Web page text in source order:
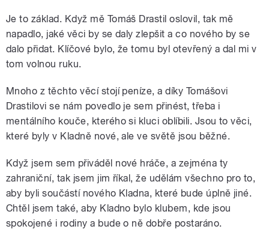
Je to základ. Když mě Tomáš Drastil oslovil, tak mě
napadlo, jaké věci by se daly zlepšit a co nového by se
dalo přidat. Klíčové bylo, že tomu byl otevřený a dal mi v
tom volnou ruku.
Mnoho z těchto věcí stojí peníze, a díky Tomášovi
Drastilovi se nám povedlo je sem přinést, třeba i
mentálního kouče, kterého si kluci oblíbili. Jsou to věci,
které byly v Kladně nové, ale ve světě jsou běžné.
Když jsem sem přiváděl nové hráče, a zejména ty
zahraniční, tak jsem jim říkal, že udělám všechno pro to,
aby byli součástí nového Kladna, které bude úplně jiné.
Chtěl jsem také, aby Kladno bylo klubem, kde jsou
spokojené i rodiny a bude o ně dobře postaráno.